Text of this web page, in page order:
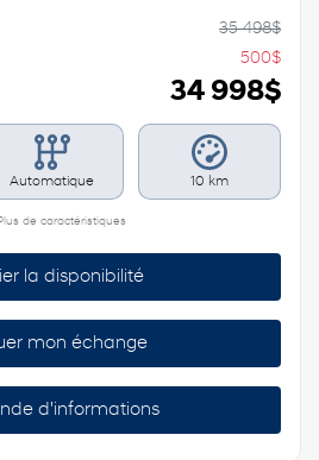
35 498$
500$
34 998$
Automatique 10 km
de caractéristiques
la disponibilité
mon échange
d'informations